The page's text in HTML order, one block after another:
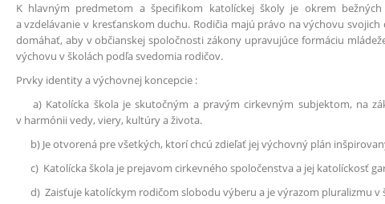
K hlavným predmetom a špecifikom katolíckej školy je okrem
a vzdelávanie v kresťanskom duchu. Rodičia majú právo na výchovu
domáhať, aby v občianskej spoločnosti zákony upravujúce formáciu
výchovu v školách podľa svedomia rodičov.
Prvky identity a výchovnej koncepcie :
a) Katolícka škola je skutočným a pravým cirkevným subjektom, na
v harmónii vedy, viery, kultúry a života.
b) Je otvorená pre všetkých, ktorí chcú zdieľať jej výchovný plán
c) Katolícka škola je prejavom cirkevného spoločenstva a jej katolíckosť
d) Zaisťuje katolíckym rodičom slobodu výberu a je výrazom pluralizmu v